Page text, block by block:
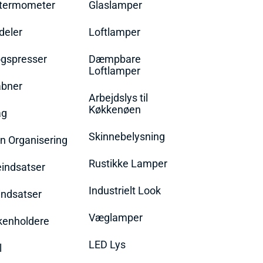
Organisering
Glaslamper
Loftlamper
Dæmpbare
Loftlamper
Arbejdslys til
Køkkenøen
Skinnebelysning
Rustikke Lamper
Industrielt Look
Væglamper
LED Lys